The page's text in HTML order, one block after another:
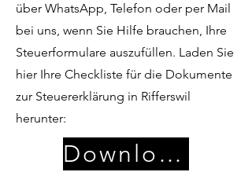
über WhatsApp, Telefon oder per Mail
bei uns, wenn Sie Hilfe brauchen, Ihre
Steuerformulare auszufüllen. Laden Sie
hier Ihre Checkliste für die Dokumente
zur Steuererklärung in Rifferswil
herunter:
Download